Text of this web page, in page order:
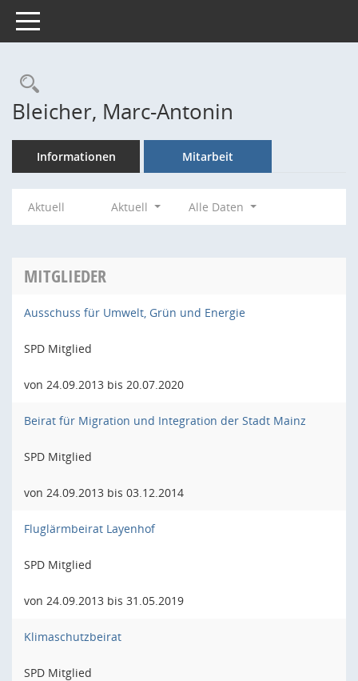
Toggle navigation
Rechercheauswahl
Bleicher, Marc-Antonin
Informationen Mitarbeit
Aktuell Aktuell Alle Daten
MITGLIEDER
Ausschuss für Umwelt, Grün und Energie
SPD Mitglied
von 24.09.2013 bis 20.07.2020
Beirat für Migration und Integration der Stadt Mainz
SPD Mitglied
von 24.09.2013 bis 03.12.2014
Fluglärmbeirat Layenhof
SPD Mitglied
von 24.09.2013 bis 31.05.2019
Klimaschutzbeirat
SPD Mitglied